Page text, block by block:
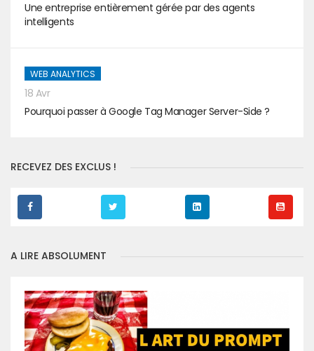
Une entreprise entièrement gérée par des agents
intelligents
WEB ANALYTICS
18 Avr
Pourquoi passer à Google Tag Manager Server-Side ?
RECEVEZ DES EXCLUS !
A LIRE ABSOLUMENT